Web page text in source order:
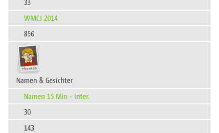
WMCJ 2014
856
Namen & Gesichter
Namen 15 Min - inter.
30
143